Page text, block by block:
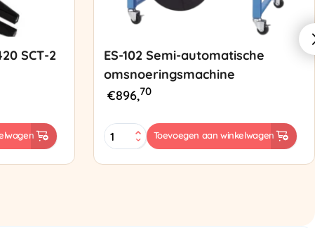
SCT-2
ES-102 Semi-automatische
omsnoeringsmachine
€896,70
ES-
102
Toevoegen aan winkelwagen